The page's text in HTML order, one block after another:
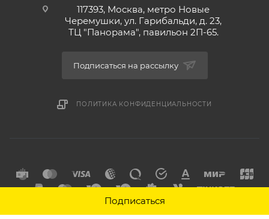
Подписаться
117393, Москва, метро Новые
Черемушки, ул. Гарибальди, д. 23,
ТЦ "Панорама", павильон 2П-65.
Подписаться на рассылку
ПОЛИТИКА КОНФИДЕНЦИАЛЬНОСТИ
2026 © Интернет-магазин товаров для хобби Арма